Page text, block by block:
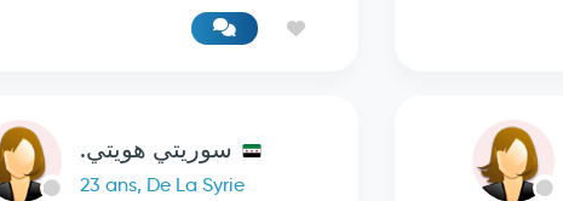
سوريتي هويتي.
23 ans, De La Syrie